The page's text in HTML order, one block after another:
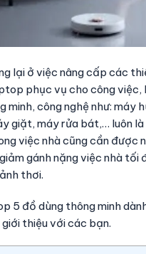
lại ở việc nâng cấp các
phục vụ cho công việc,
minh, công nghệ như: máy
giặt, máy rửa bát,… luôn là
việc nhà cũng cần được
gánh nặng việc nhà tối
thơi.
5 đồ dùng thông minh
thiệu với các bạn.